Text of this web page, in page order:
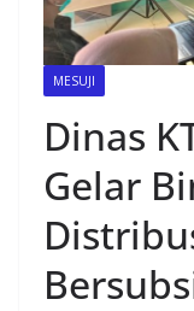
MESUJI
Dinas
Gelar